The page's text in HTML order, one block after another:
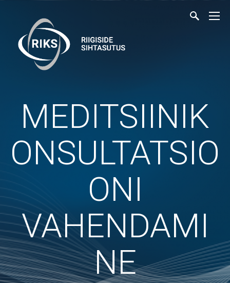
MEDITSIINIK
ONSULTATSIO
ONI
VAHENDAMI
NE